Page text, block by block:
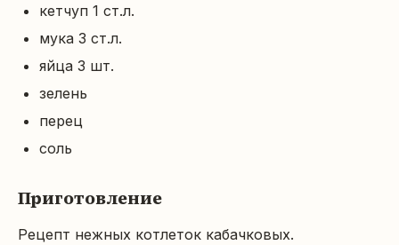
кетчуп 1 ст.л.
мука 3 ст.л.
яйца 3 шт.
зелень
перец
соль
Приготовление
Рецепт нежных котлеток кабачковых.